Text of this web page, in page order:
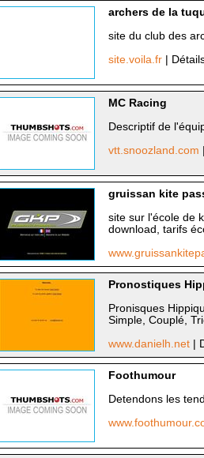
archers de la
site du club des
site.voila.fr
|
MC Racing
Descriptif de
vtt.snoozland.com
gruissan kite
site sur l'école de
download, tarifs
Pronostiques
Pronisques
Simple, Couplé,
www.danielh.net
|
Foothumour
Detendons les